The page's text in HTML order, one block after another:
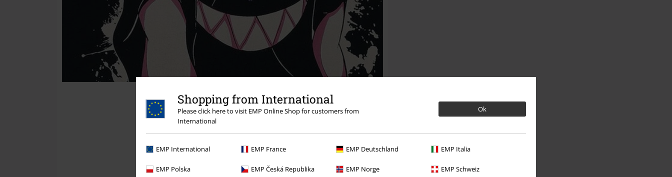
Shopping from International
Please click here to visit EMP Online Shop for customers from
International
Ok
EMP International EMP France EMP Deutschland EMP Italia
EMP Polska EMP Česká Republika EMP Norge EMP Schweiz